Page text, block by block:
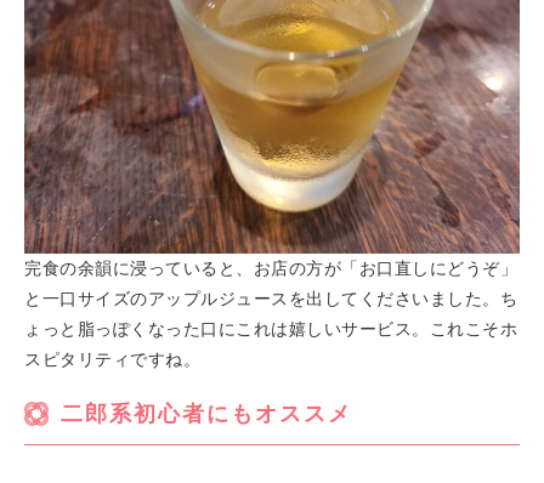
完食の余韻に浸っていると、お店の方が「お口直しにどうぞ」
と一口サイズのアップルジュースを出してくださいました。ち
ょっと脂っぽくなった口にこれは嬉しいサービス。これこそホ
スピタリティですね。
二郎系初心者にもオススメ